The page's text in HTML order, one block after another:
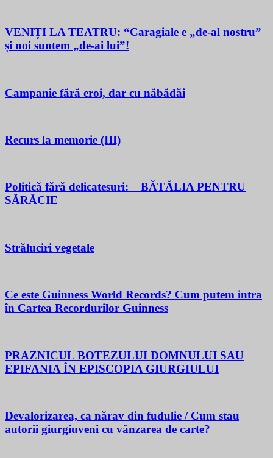
VENIȚI LA TEATRU: “Caragiale e „de-al nostru”
și noi suntem „de-ai lui”!
Campanie fără eroi, dar cu năbădăi
Recurs la memorie (III)
Politică fără delicatesuri: BĂTĂLIA PENTRU
SĂRĂCIE
Străluciri vegetale
Ce este Guinness World Records? Cum putem intra
în Cartea Recordurilor Guinness
PRAZNICUL BOTEZULUI DOMNULUI SAU
EPIFANIA ÎN EPISCOPIA GIURGIULUI
Devalorizarea, ca nărav din fudulie / Cum stau
autorii giurgiuveni cu vânzarea de carte?